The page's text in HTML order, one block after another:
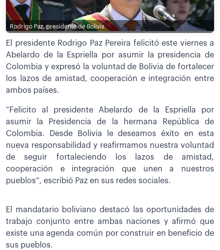
Rodrigo Paz, presidente de Bolivia
El presidente Rodrigo Paz Pereira felicitó este viernes a
Abelardo de la Espriella por asumir la presidencia de
Colombia y expresó la voluntad de Bolivia de fortalecer
los lazos de amistad, cooperación e integración entre
ambos países.
“Felicito al presidente Abelardo de la Espriella por
asumir la Presidencia de la hermana República de
Colombia. Desde Bolivia le deseamos éxito en esta
nueva responsabilidad y reafirmamos nuestra voluntad
de seguir fortaleciendo los lazos de amistad,
cooperación e integración que unen a nuestros
pueblos”, escribió Paz en sus redes sociales.
El mandatario boliviano destacó las oportunidades de
trabajo conjunto entre ambas naciones y afirmó que
existe una agenda común por construir en beneficio de
sus pueblos.